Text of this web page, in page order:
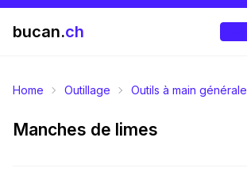
bucan.ch
Home Outillage Outils à main générale
Manches de limes